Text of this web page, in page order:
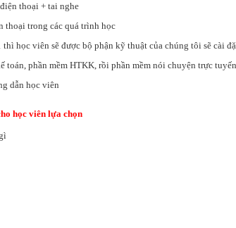
thoại + tai nghe
thoại trong các quá trình học
học viên sẽ được bộ phận kỹ thuật của chúng tôi sẽ cài
toán, phần mềm HTKK, rồi phần mềm nói chuyện trực
dẫn học viên
học viên lựa chọn